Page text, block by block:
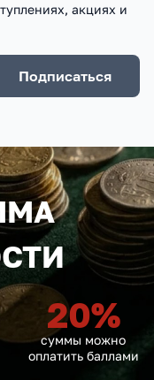
акциях и
Подписаться
20%
суммы можно
оплатить баллами